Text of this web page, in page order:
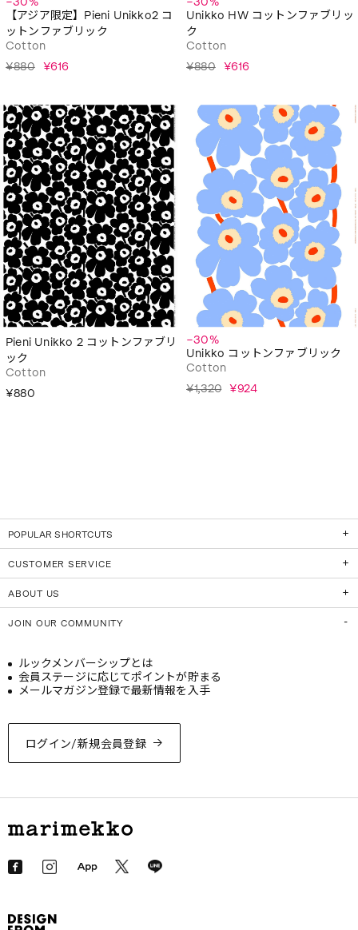
【アジア限定】Pieni Unikko2 コ
ットンファブリック
Cotton
¥880 ¥616
Unikko HW コットンファブリッ
ク
Cotton
¥880 ¥616
Pieni Unikko 2 コットンファブリ
ック
Cotton
¥880
−30%
Unikko コットンファブリック
Cotton
¥1,320 ¥924
POPULAR SHORTCUTS
CUSTOMER SERVICE
ABOUT US
JOIN OUR COMMUNITY
ログイン/新規会員登録
ルックメンバーシップとは
会員ステージに応じてポイントが貯まる
メールマガジン登録で最新情報を入手